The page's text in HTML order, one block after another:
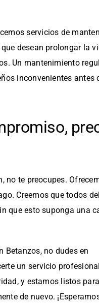
servicios de
desean prolongar la
Un mantenimiento
inconvenientes antes
no te preocupes.
Creemos que todos
que esto suponga una
Betanzos, no dudes en
un servicio
y estamos listos
de nuevo.